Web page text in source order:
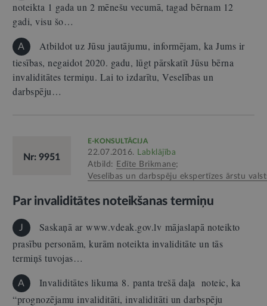
noteikta 1 gada un 2 mēnešu vecumā, tagad bērnam 12
gadi, visu šo…
A
Atbildot uz Jūsu jautājumu, informējam, ka Jums ir
tiesības, negaidot 2020. gadu, lūgt pārskatīt Jūsu bērna
invaliditātes termiņu. Lai to izdarītu, Veselības un
darbspēju…
Nr: 9951
E-KONSULTĀCIJA
22.07.2016. Labklājība
Atbild: Edīte Brikmane;
Veselības un darbspēju ekspertīzes ārstu
Par invaliditātes noteikšanas termiņu
J
Saskaņā ar www.vdeak.gov.lv mājaslapā noteikto
prasību personām, kurām noteikta invaliditāte un tās
termiņš tuvojas…
A
Invaliditātes likuma 8. panta trešā daļa noteic, ka
“prognozējamu invaliditāti, invaliditāti un darbspēju